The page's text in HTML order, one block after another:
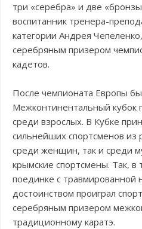
три «серебра» и две
воспитанник тренера-
категории Андрея
серебряным призером
кадетов.
После чемпионата Европы
Межконтинентальный кубок
среди взрослых. В Кубке
сильнейших спортсменов из
среди женщин, так и среди
крымские спортсмены. Так,
поединке с
достоинством проиграл
серебряным призером
традиционному каратэ.